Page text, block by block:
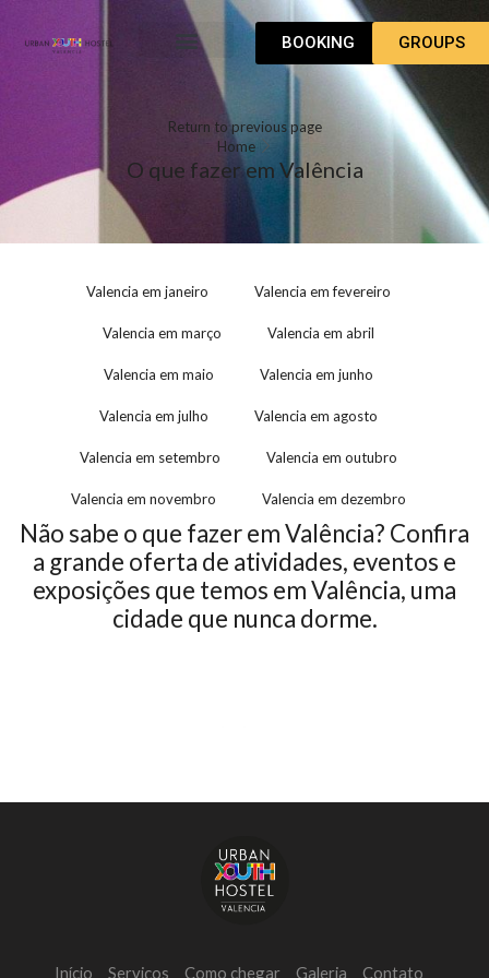
BOOKING GROUPS
Return to previous page
Home
O que fazer em Valência
Valencia em janeiro Valencia em fevereiro
Valencia em março Valencia em abril
Valencia em maio Valencia em junho
Valencia em julho Valencia em agosto
Valencia em setembro Valencia em outubro
Valencia em novembro Valencia em dezembro
Não sabe o que fazer em Valência? Confira
a grande oferta de atividades, eventos e
exposições que temos em Valência, uma
cidade que nunca dorme.
Início Serviços Como chegar Galeria Contato